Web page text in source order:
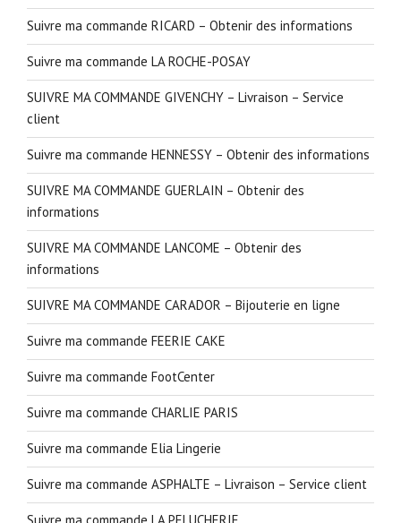
Suivre ma commande RICARD – Obtenir des informations
Suivre ma commande LA ROCHE-POSAY
SUIVRE MA COMMANDE GIVENCHY – Livraison – Service
client
Suivre ma commande HENNESSY – Obtenir des informations
SUIVRE MA COMMANDE GUERLAIN – Obtenir des
informations
SUIVRE MA COMMANDE LANCOME – Obtenir des
informations
SUIVRE MA COMMANDE CARADOR – Bijouterie en ligne
Suivre ma commande FEERIE CAKE
Suivre ma commande FootCenter
Suivre ma commande CHARLIE PARIS
Suivre ma commande Elia Lingerie
Suivre ma commande ASPHALTE – Livraison – Service client